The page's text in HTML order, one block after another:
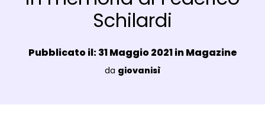
Schilardi
Data e ora:
Pubblicato il: 31 Maggio 2021 inMagazine
Luogo:
da giovanisì